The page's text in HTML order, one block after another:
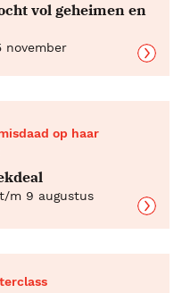
vol geheimen en
november
op haar
m 9 augustus